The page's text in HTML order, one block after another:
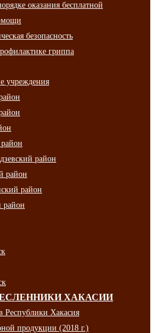
оказания бесплатной
безопасность
гриппа
учреждения
район
район
район
ХАКАСИИ
Республики Хакасия
продукции (2018 г.)